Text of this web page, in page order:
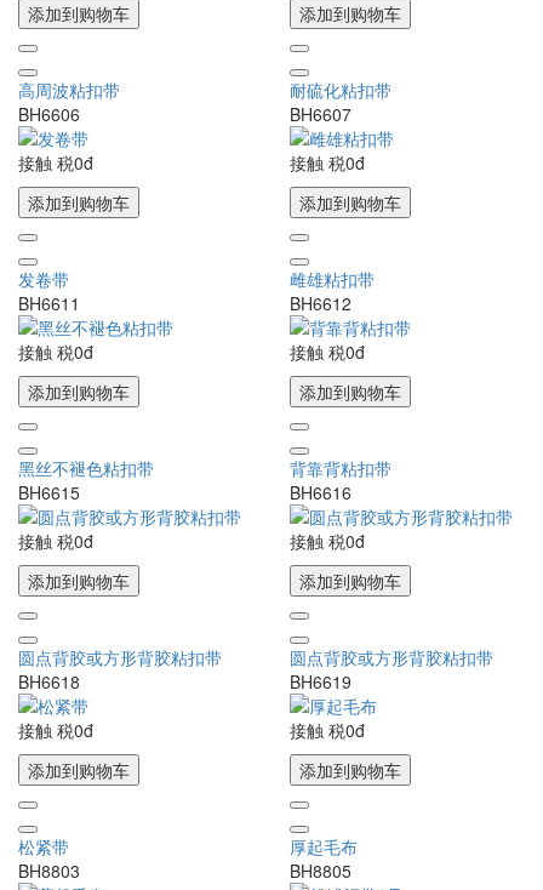
添加到购物车
高周波粘扣带
BH6606
添加到购物车
耐硫化粘扣带
BH6607
接触 税0đ
添加到购物车
发卷带
BH6611
接触 税0đ
添加到购物车
雌雄粘扣带
BH6612
接触 税0đ
添加到购物车
黑丝不褪色粘扣带
BH6615
接触 税0đ
添加到购物车
背靠背粘扣带
BH6616
接触 税0đ
添加到购物车
圆点背胶或方形背胶粘扣带
BH6618
接触 税0đ
添加到购物车
圆点背胶或方形背胶粘扣带
BH6619
接触 税0đ
添加到购物车
松紧带
BH8803
接触 税0đ
添加到购物车
厚起毛布
BH8805